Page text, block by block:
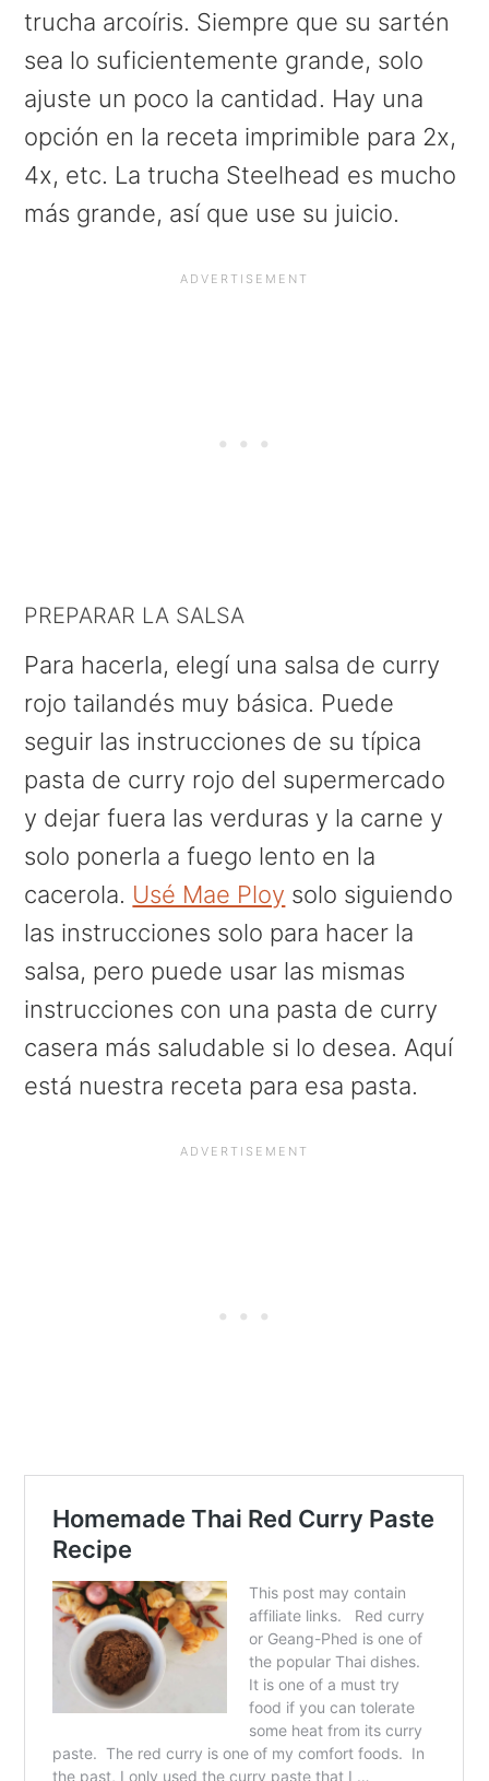
trucha arcoíris. Siempre que su sartén
sea lo suficientemente grande, solo
ajuste un poco la cantidad. Hay una
opción en la receta imprimible para 2x,
4x, etc. La trucha Steelhead es mucho
más grande, así que use su juicio.
PREPARAR LA SALSA
Para hacerla, elegí una salsa de curry
rojo tailandés muy básica. Puede
seguir las instrucciones de su típica
pasta de curry rojo del supermercado
y dejar fuera las verduras y la carne y
solo ponerla a fuego lento en la
cacerola. Usé Mae Ploy solo siguiendo
las instrucciones solo para hacer la
salsa, pero puede usar las mismas
instrucciones con una pasta de curry
casera más saludable si lo desea. Aquí
está nuestra receta para esa pasta.